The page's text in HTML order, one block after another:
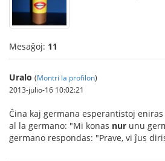
Mesaĝoj: 11
Uralo (Montri la profilon)
2013-julio-16 10:02:21
Ĉina kaj germana esperantistoj
al la germano: "Mi konas nur unu
germano respondas: "Prave, vi ĵus